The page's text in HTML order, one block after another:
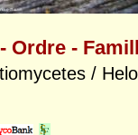
Ordre -
/